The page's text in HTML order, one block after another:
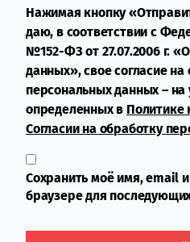
Нажимая кнопку
даю, в соответствии с
№152-ФЗ от 27.07.2006 г.
данных», свое согласие
персональных данных – на
определенных в Политике
Согласии на обработку
Сохранить моё имя, email
браузере для